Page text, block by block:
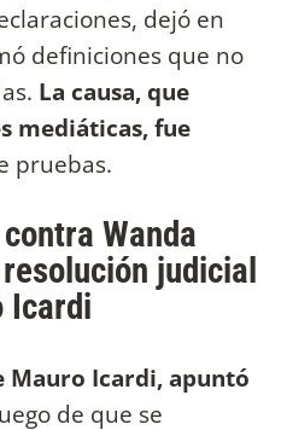
dejó en
definiciones que no
La causa, que
mediáticas, fue
pruebas.
Wanda
judicial
Icardi
Mauro Icardi, apuntó
de que se